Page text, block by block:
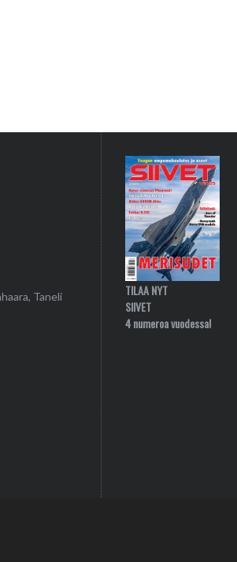
Taneli
TILAA NYT
SIIVET
4 numeroa vuodessa!